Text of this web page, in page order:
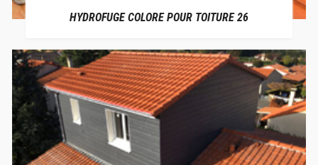
HYDROFUGE COLORE POUR TOITURE 26